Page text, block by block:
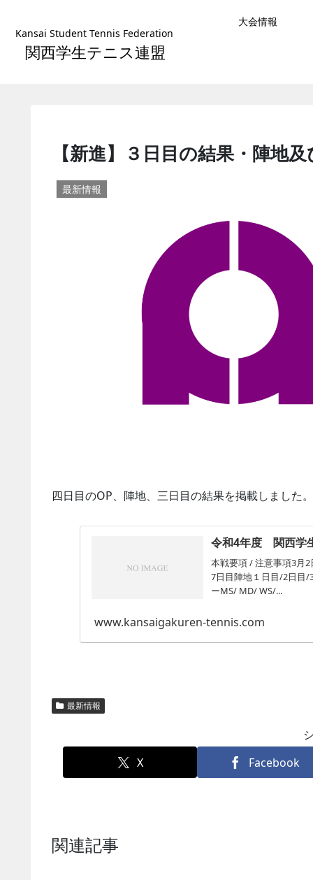
Kansai Student Tennis Federation
関西学生テニス連盟
大会情報
【新進】３日目の結果・陣地
最新情報
四日目のOP、陣地、三日目の結果を掲載しました。
令和4年度 関西学
本戦要項 / 注意事項3月
7日目陣地１日目/2日目/
ーMS/ MD/ WS/...
www.kansaigakuren-tennis.com
最新情報
X
Facebook
関連記事